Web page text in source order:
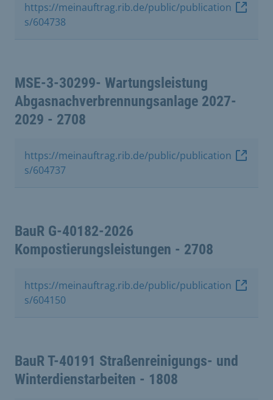
https://meinauftrag.rib.de/public/publication
s/604738
MSE-3-30299- Wartungsleistung
Abgasnachverbrennungsanlage 2027-
2029 - 2708
https://meinauftrag.rib.de/public/publication
s/604737
BauR G-40182-2026
Kompostierungsleistungen - 2708
https://meinauftrag.rib.de/public/publication
s/604150
BauR T-40191 Straßenreinigungs- und
Winterdienstarbeiten - 1808